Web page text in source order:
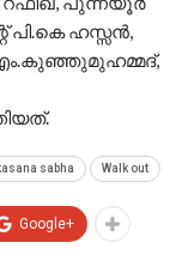
ഹസ്സൻ,
sabha Walk out
Google+